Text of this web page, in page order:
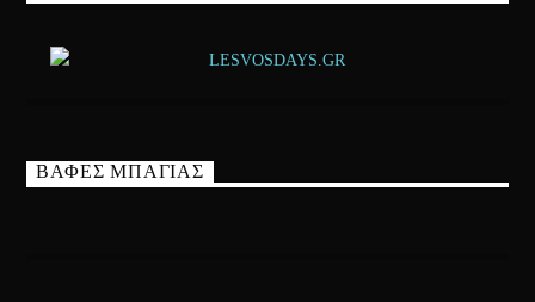
ΒΑΦΕΣ ΜΠΑΓΙΑΣ